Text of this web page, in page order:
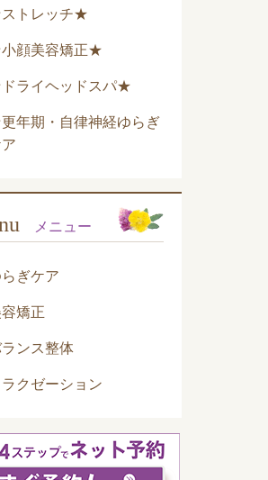
トレッチ★
顔美容矯正★
ライヘッドスパ★
年期・自律神経ゆらぎ
メニュー
ぎケア
矯正
ンス整体
ラクゼーション